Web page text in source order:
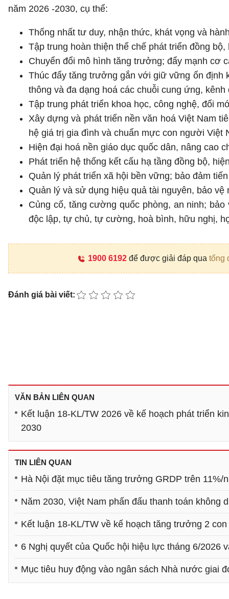
năm 2026 -2030, cụ thể:
Thống nhất tư duy, nhận thức, khát vọng và
Tập trung hoàn thiện thể chế phát triển đồng
Chuyển đổi mô hình tăng trưởng; đẩy mạnh cơ
Thúc đẩy tăng trưởng gắn với giữ vững ổn định
thông và đa dạng hoá các chuỗi cung ứng, kênh
Tập trung phát triển khoa học, công nghệ, đổi
Xây dựng và phát triển nền văn hoá Việt Nam
hệ giá trị gia đình và chuẩn mực con người Việt
Hiện đại hoá nền giáo dục quốc dân, nâng cao
Phát triển hệ thống kết cấu hạ tầng đồng bộ,
Quản lý phát triển xã hội bền vững; bảo đảm
Quản lý và sử dụng hiệu quả tài nguyên, bảo
Củng cố, tăng cường quốc phòng, an ninh;
độc lập, tự chủ, tự cường, hoà bình, hữu nghị,
1900 6192để được giải đáp qua tổng
Đánh giá bài viết:
VĂN BẢN LIÊN QUAN
Kết luận 18-KL/TW 2026 về kế hoạch phát triển
2030
TIN LIÊN QUAN
Hà Nội đặt mục tiêu tăng trưởng GRDP trên 11%/
Năm 2030, Việt Nam phấn đấu thanh toán không
Kết luận 18-KL/TW về kế hoạch tăng trưởng 2
6 Nghị quyết của Quốc hội hiệu lực tháng 6/2026
Mục tiêu huy động vào ngân sách Nhà nước giai